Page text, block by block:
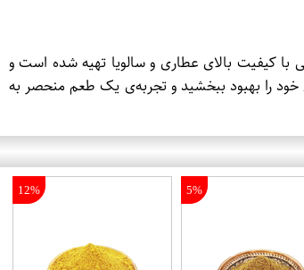
با کیفیت بالای عطاری و سالویا تهیه شده است و
را بهبود ببخشید و تجربه‌ی یک طعم منحصر به
5%
12%